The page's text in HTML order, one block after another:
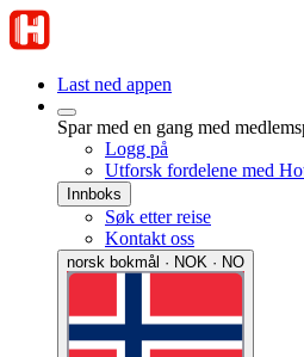
Last ned appen
Spar med en gang med
Logg på
Utforsk fordelene med
Innboks
Søk etter reise
Kontakt oss
norsk bokmål · NOK · NO